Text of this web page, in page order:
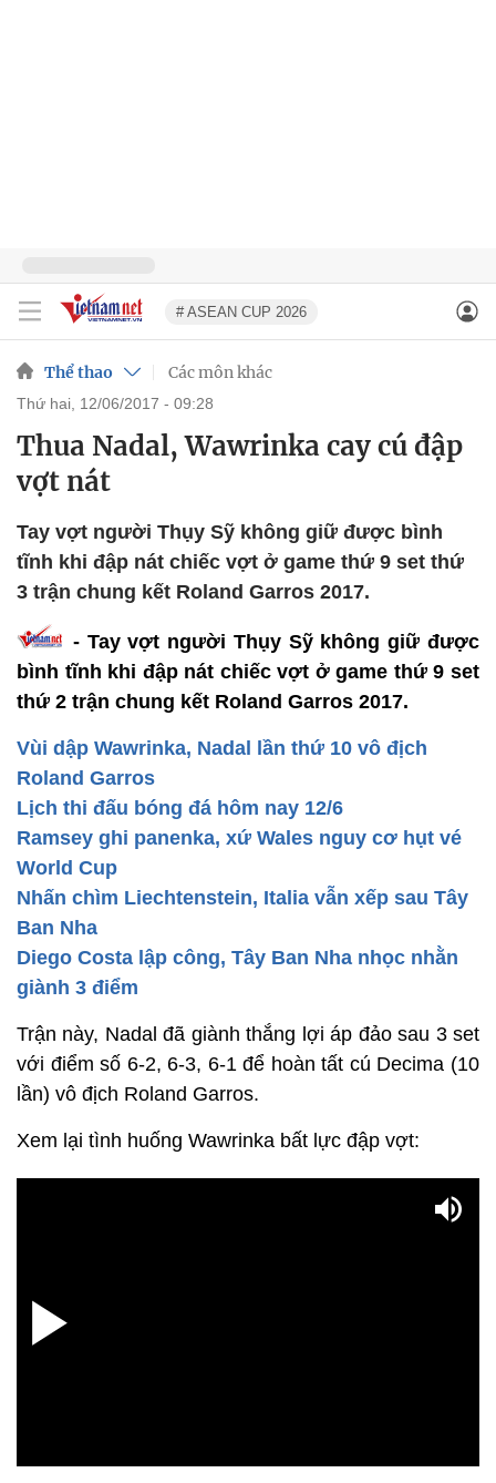
# ASEAN CUP 2026
Thể thao Các môn khác
thứ hai, 12/06/2017 - 09:28
Thua Nadal, Wawrinka cay cú đập
vợt nát
Tay vợt người Thụy Sỹ không giữ được bình
tĩnh khi đập nát chiếc vợt ở game thứ 9 set thứ
3 trận chung kết Roland Garros 2017.
- Tay vợt người Thụy Sỹ không giữ được
bình tĩnh khi đập nát chiếc vợt ở game thứ 9 set
thứ 2 trận chung kết Roland Garros 2017.
Vùi dập Wawrinka, Nadal lần thứ 10 vô địch
Roland Garros
Lịch thi đấu bóng đá hôm nay 12/6
Ramsey ghi panenka, xứ Wales nguy cơ hụt vé
World Cup
Nhấn chìm Liechtenstein, Italia vẫn xếp sau Tây
Ban Nha
Diego Costa lập công, Tây Ban Nha nhọc nhằn
giành 3 điểm
Trận này, Nadal đã giành thắng lợi áp đảo sau 3 set
với điểm số 6-2, 6-3, 6-1 để hoàn tất cú Decima (10
lần) vô địch Roland Garros.
Xem lại tình huống Wawrinka bất lực đập vợt: